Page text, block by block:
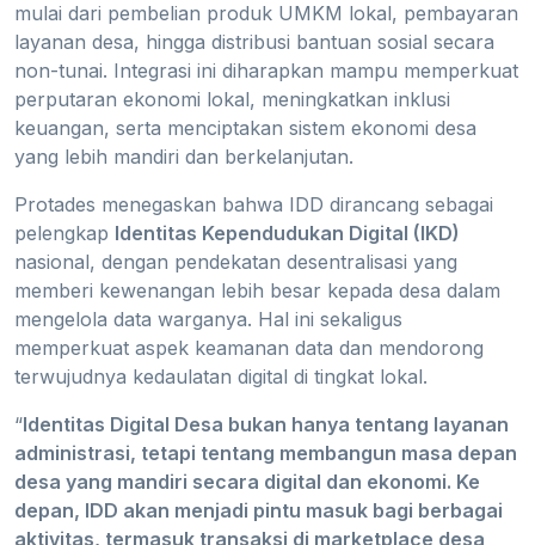
mulai dari pembelian produk UMKM lokal, pembayaran
layanan desa, hingga distribusi bantuan sosial secara
non-tunai. Integrasi ini diharapkan mampu memperkuat
perputaran ekonomi lokal, meningkatkan inklusi
keuangan, serta menciptakan sistem ekonomi desa
yang lebih mandiri dan berkelanjutan.
Protades menegaskan bahwa IDD dirancang sebagai
pelengkap Identitas Kependudukan Digital (IKD)
nasional, dengan pendekatan desentralisasi yang
memberi kewenangan lebih besar kepada desa dalam
mengelola data warganya. Hal ini sekaligus
memperkuat aspek keamanan data dan mendorong
terwujudnya kedaulatan digital di tingkat lokal.
“Identitas Digital Desa bukan hanya tentang layanan
administrasi, tetapi tentang membangun masa depan
desa yang mandiri secara digital dan ekonomi. Ke
depan, IDD akan menjadi pintu masuk bagi berbagai
aktivitas, termasuk transaksi di marketplace desa